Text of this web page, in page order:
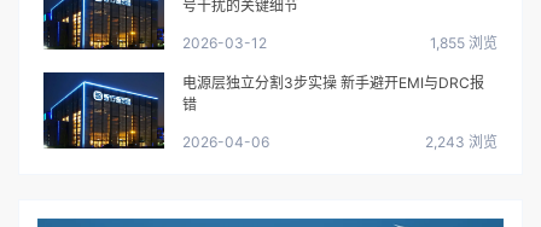
号干扰的关键细节
2026-03-12 1,855 浏览
电源层独立分割3步实操 新手避开EMI与DRC报
错
2026-04-06 2,243 浏览